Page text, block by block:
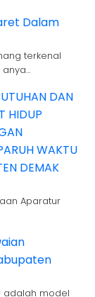
Dalam
terkenal
anya…
DAN
HIDUP
WAKTU
DEMAK
Aparatur
adalah model